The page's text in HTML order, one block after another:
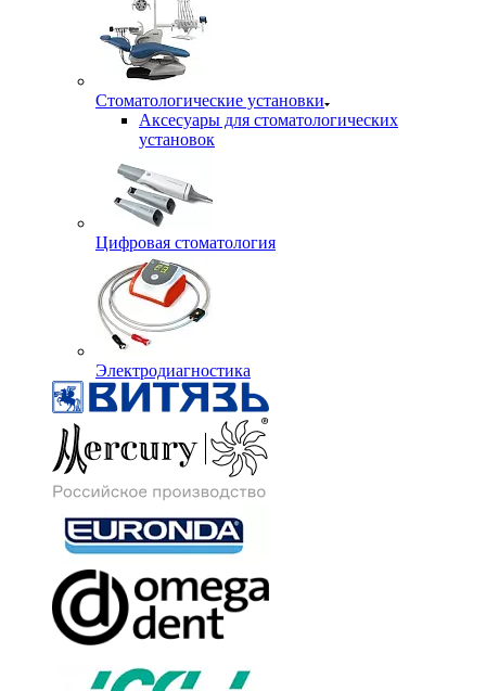
Стоматологические установки
Аксесуары для стоматологических
установок
Цифровая стоматология
Электродиагностика